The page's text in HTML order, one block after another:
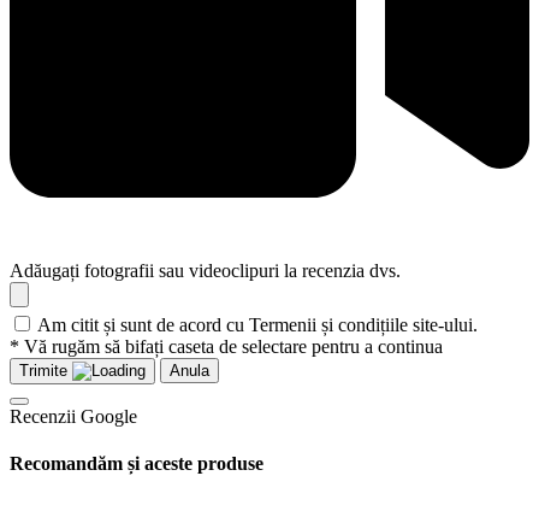
Adăugați fotografii sau videoclipuri la recenzia dvs.
Am citit și sunt de acord cu Termenii și condițiile site-ului.
* Vă rugăm să bifați caseta de selectare pentru a continua
Trimite Anula
Recenzii Google
Recomandăm și aceste produse